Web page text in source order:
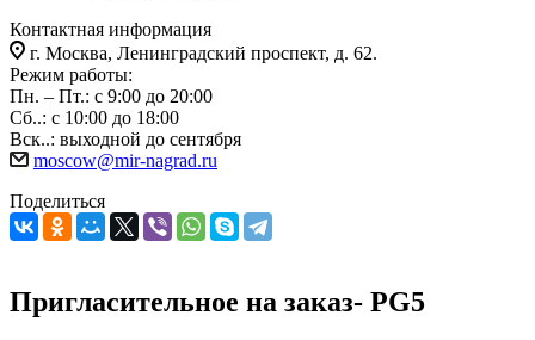
Контактная информация
г. Москва, Ленинградский проспект, д. 62.
Режим работы:
Пн. – Пт.: с 9:00 до 20:00
Сб..: с 10:00 до 18:00
Вск..: выходной до сентября
moscow@mir-nagrad.ru
Поделиться
Пригласительное на заказ- PG5